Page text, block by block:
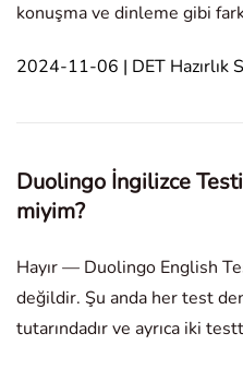
konuşma ve dinleme gibi
olacak şekilde tasarlanmıştır
2024-11-06 | DET Hazırlık
Duolingo İngilizce
miyim?
Hayır — Duolingo English
değildir. Şu anda her test
tutarındadır ve ayrıca iki